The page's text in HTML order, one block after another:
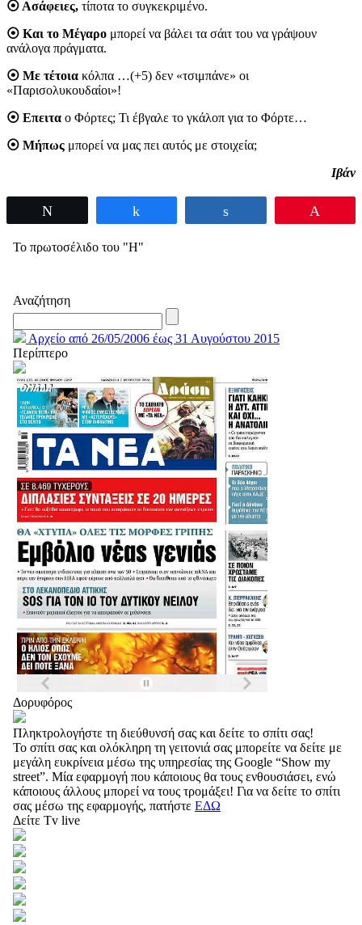
⦿ Ασάφειες, τίποτα το συγκεκριμένο.
⦿ Και το Μέγαρο μπορεί να βάλει τα σάιτ του να γράψουν
ανάλογα πράγματα.
⦿ Με τέτοια κόλπα …(+5) δεν «τσιμπάνε» οι
«Παρισολυκουδαίοι»!
⦿ Επειτα ο Φόρτες; Τι έβγαλε το γκάλοπ για το Φόρτε…
⦿ Μήπως μπορεί να μας πει αυτός με στοιχεία;
Ιβάν
Το πρωτοσέλιδο του "Η"
Αναζήτηση
Αρχείο από 26/05/2006 έως 31 Αυγούστου 2015
Περίπτερο
Δορυφόρος
Πληκτρολογήστε τη διεύθυνσή σας και δείτε το σπίτι σας!
Το σπίτι σας και ολόκληρη τη γειτονιά σας μπορείτε να δείτε με
μεγάλη ευκρίνεια μέσω της υπηρεσίας της Google “Show my
street”. Μία εφαρμογή που κάποιους θα τους ενθουσιάσει, ενώ
κάποιους άλλους μπορεί να τους τρομάξει! Για να δείτε το σπίτι
σας μέσω της εφαρμογής, πατήστε ΕΔΩ
Δείτε Tv live